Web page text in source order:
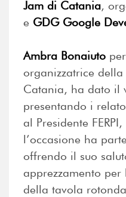
Jam di Catania,
e GDG Google
Ambra Bonaiuto
organizzatrice
Catania, ha dato il
presentando i
al Presidente FERPI,
l’occasione ha
offrendo il suo
apprezzamento per
della tavola